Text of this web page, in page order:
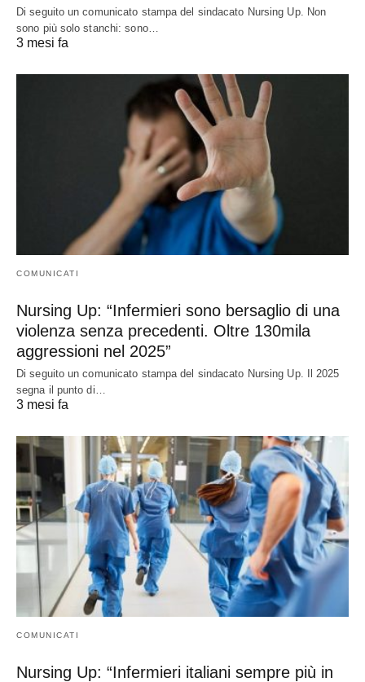
Di seguito un comunicato stampa del sindacato Nursing Up. Non
sono più solo stanchi: sono…
3 mesi fa
COMUNICATI
Nursing Up: “Infermieri sono bersaglio di una
violenza senza precedenti. Oltre 130mila
aggressioni nel 2025”
Di seguito un comunicato stampa del sindacato Nursing Up. Il 2025
segna il punto di…
3 mesi fa
COMUNICATI
Nursing Up: “Infermieri italiani sempre più in